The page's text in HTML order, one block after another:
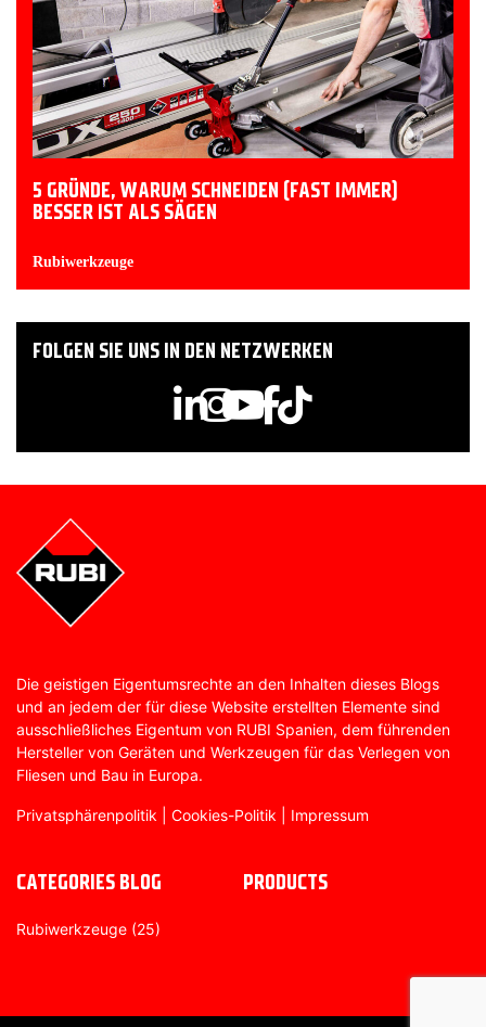
5 GRÜNDE, WARUM SCHNEIDEN (FAST IMMER)
BESSER IST ALS SÄGEN
Rubiwerkzeuge
FOLGEN SIE UNS IN DEN NETZWERKEN
Die geistigen Eigentumsrechte an den Inhalten dieses Blogs
und an jedem der für diese Website erstellten Elemente sind
ausschließliches Eigentum von RUBI Spanien, dem führenden
Hersteller von Geräten und Werkzeugen für das Verlegen von
Fliesen und Bau in Europa.
Privatsphärenpolitik Cookies-Politik Impressum
CATEGORIES BLOG
Rubiwerkzeuge (25)
PRODUCTS